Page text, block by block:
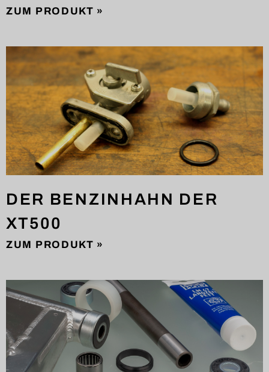
ZUM PRODUKT »
DER BENZINHAHN DER
XT500
ZUM PRODUKT »